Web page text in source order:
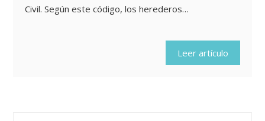
Civil. Según este código, los herederos…
Leer artículo